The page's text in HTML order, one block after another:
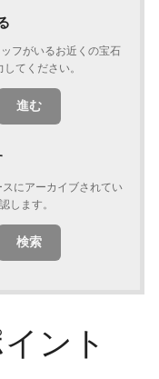
フがいるお近くの宝石
てください。
進む
にアーカイブされてい
します。
検索
ント